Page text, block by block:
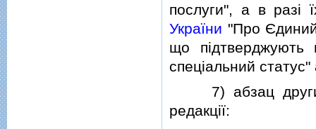
послуги", а в разi
України "Про
що пiдтверджують
спецiальний
7) абзац другий
редакцiї: